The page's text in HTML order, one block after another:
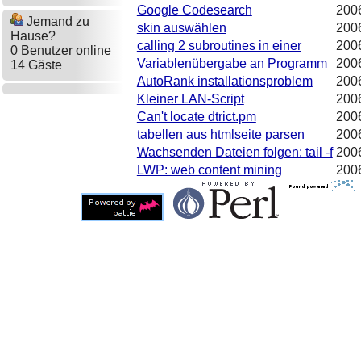
Jemand zu
Hause?
0 Benutzer online
14 Gäste
Google Codesearch
skin auswählen
calling 2 subroutines in einer
Variablenübergabe an Programm
AutoRank installationsproblem
Kleiner LAN-Script
Can't locate dtrict.pm
tabellen aus htmlseite parsen
Wachsenden Dateien folgen: tail -f
LWP: web content mining